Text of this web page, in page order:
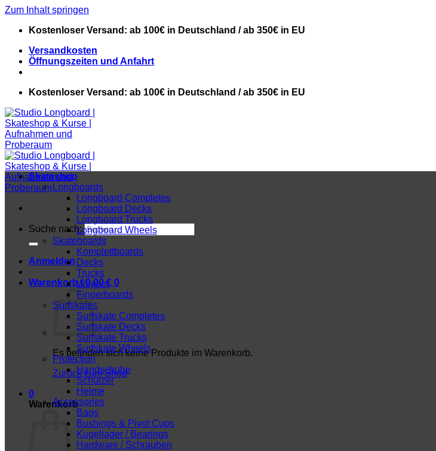
Zum Inhalt springen
Kostenloser Versand: ab 100€ in Deutschland / ab 350€ in EU
Versandkosten
Öffnungszeiten und Anfahrt
Kostenloser Versand: ab 100€ in Deutschland / ab 350€ in EU
Suche nach:
Anmelden
Warenkorb /0,00€ 0
Es befinden sich keine Produkte im Warenkorb.
Zurück zum Shop
0
Warenkorb
Skateshop
Longboards
Longboard Completes
Longboard Decks
Longboard Trucks
Longboard Wheels
Skateboards
Komplettboards
Decks
Trucks
Wheels
Fingerboards
Surfskates
Surfskate Completes
Surfskate Decks
Surfskate Trucks
Surfskate Wheels
Protection
Handschuhe
Schützer
Helme
Accessories
Bags
Bushings & Pivot Cups
Kugellager / Bearings
Hardware / Schrauben